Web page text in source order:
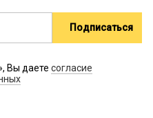
Вы даете согласие